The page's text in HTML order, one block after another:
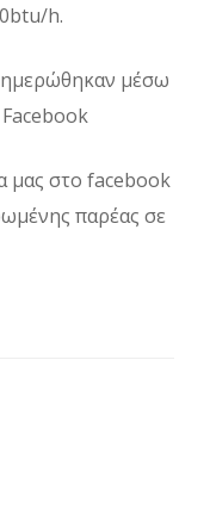
h.
μέσω
μας στο facebook
παρέας σε